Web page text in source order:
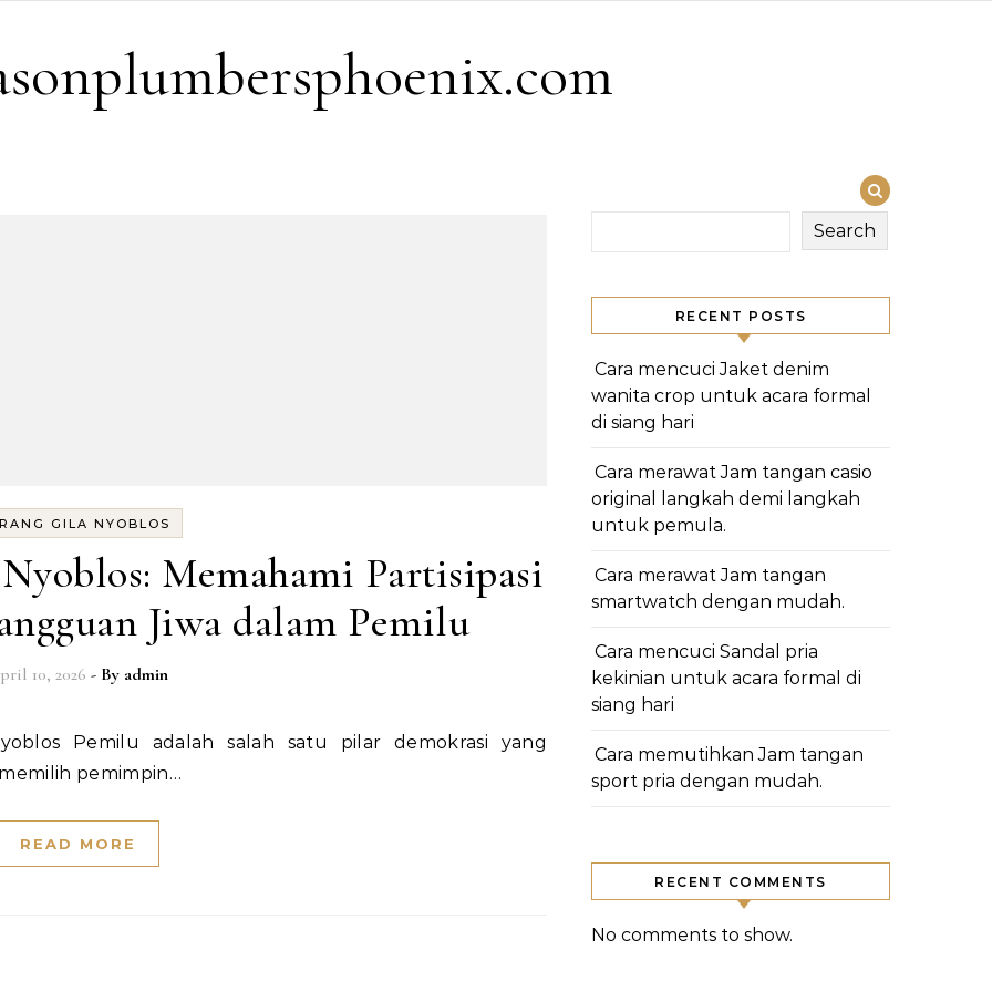
GILA NYOBLOS
Memahami Partisipasi
Jiwa dalam Pemilu
10, 2026 - By admin
pemimpin…
READ MORE
Search
RECENT POSTS
Cara mencuci Jaket denim
wanita crop untuk acara formal
di siang hari
Cara merawat Jam tangan casio
original langkah demi langkah
untuk pemula.
Cara merawat Jam tangan
smartwatch dengan mudah.
Cara mencuci Sandal pria
kekinian untuk acara formal di
siang hari
Cara memutihkan Jam tangan
sport pria dengan mudah.
RECENT COMMENTS
No comments to show.